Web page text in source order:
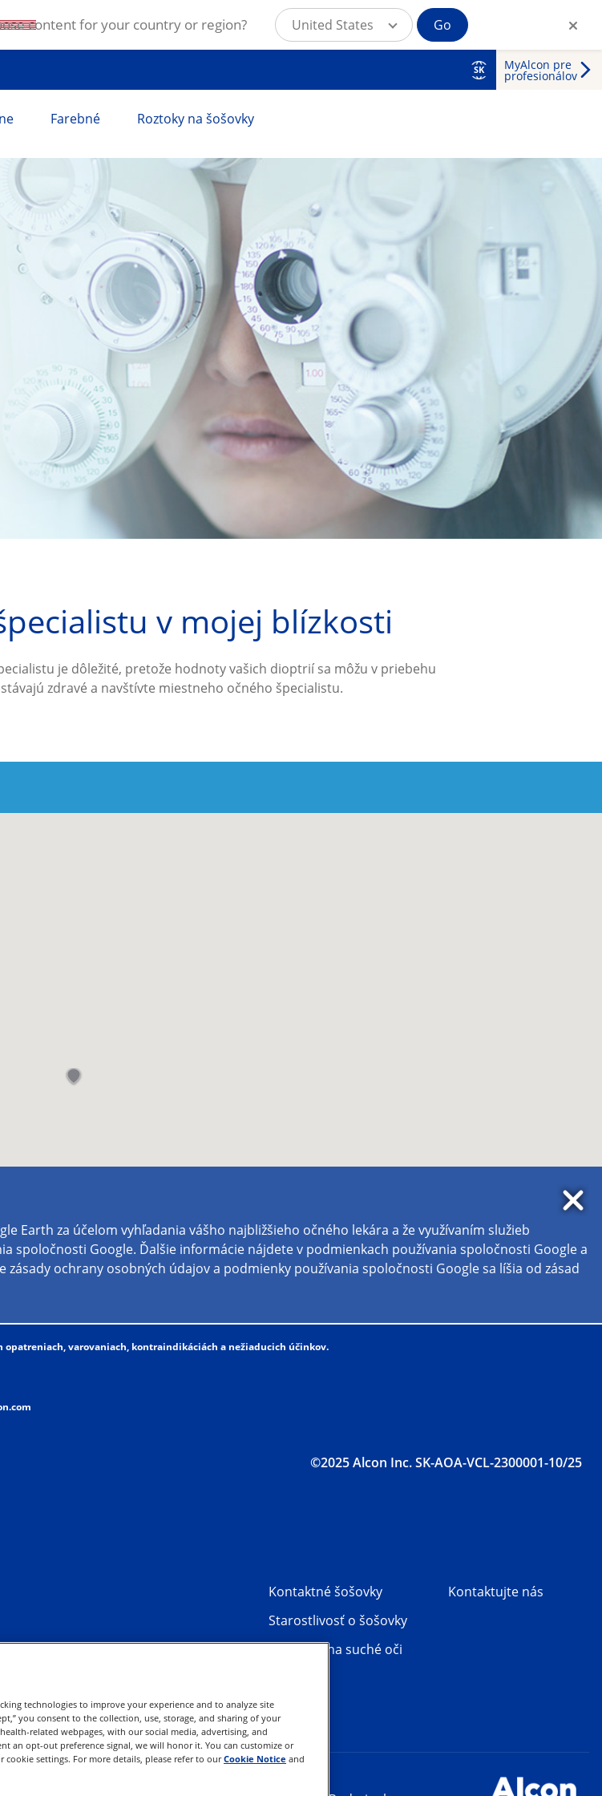
SK MyAlcon pre
profesionálov
Farebné Roztoky na šošovky
v mojej blízkosti
je dôležité, pretože hodnoty vašich dioptrií sa môžu v priebehu
zdravé a navštívte miestneho očného špecialistu.
varovaniach, kontraindikáciách a nežiaducich účinkov.
©2025 Alcon Inc. SK-AOA-VCL-2300001-10/25
Kontaktné šošovky
Starostlivosť o šošovky
Produkty na suché oči
Kontaktujte nás
technologies to improve your experience and to analyze site
you consent to the collection, use, storage, and sharing of your
related webpages, with our social media, advertising, and
an opt-out preference signal, we will honor it. You can customize or
settings. For more details, please refer to ourCookie Notice and
content for your country or region? United States Go